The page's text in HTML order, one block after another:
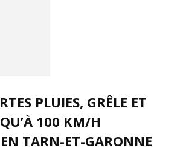
PLUIES, GRÊLE ET
100 KM/H
TARN-ET-GARONNE